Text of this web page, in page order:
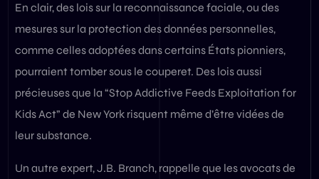
En clair, des lois sur la reconnaissance faciale, ou des
mesures sur la protection des données personnelles,
comme celles adoptées dans certains États pionniers,
pourraient tomber sous le couperet. Des lois aussi
précieuses que la “Stop Addictive Feeds Exploitation for
Kids Act” de New York risquent même d’être vidées de
leur substance.
Un autre expert, J.B. Branch, rappelle que les avocats de